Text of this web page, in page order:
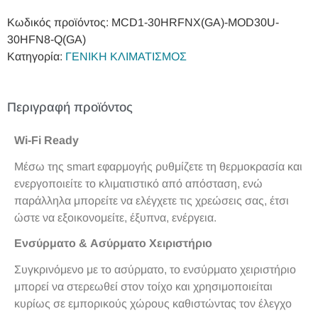
Κωδικός προϊόντος: MCD1‐30HRFNX(GA)-MOD30U‐
30HFN8‐Q(GA)
Κατηγορία: ΓΕΝΙΚΗ ΚΛΙΜΑΤΙΣΜΟΣ
Περιγραφή προϊόντος
Wi-Fi Ready
Μέσω της smart εφαρμογής ρυθμίζετε τη θερμοκρασία και
ενεργοποιείτε το κλιματιστικό από απόσταση, ενώ
παράλληλα μπορείτε να ελέγχετε τις χρεώσεις σας, έτσι
ώστε να εξοικονομείτε, έξυπνα, ενέργεια.
Ενσύρματο & Ασύρματο Χειριστήριο
Συγκρινόμενο με το ασύρματο, το ενσύρματο χειριστήριο
μπορεί να στερεωθεί στον τοίχο και χρησιμοποιείται
κυρίως σε εμπορικούς χώρους καθιστώντας τον έλεγχο